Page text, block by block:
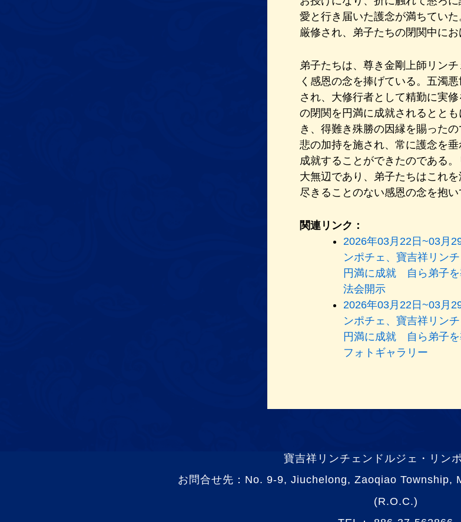
愛と行き届いた護念が満ちてい
厳修され、弟子たちの閉関中に
弟子たちは、尊き金剛上師リン
く感恩の念を捧げている。五濁
され、大修行者として精勤に実
の閉関を円満に成就されるとと
き、得難き殊勝の因縁を賜った
悲の加持を施され、常に護念を
成就することができたのである
大無辺であり、弟子たちはこれ
尽きることのない感恩の念を抱い
関連リンク：
2026年03月22日~03月
ンポチェ、寶吉祥リン
円満に成就 自ら弟子を
法会開示
2026年03月22日~03月
ンポチェ、寶吉祥リン
円満に成就 自ら弟子を
フォトギャラリー
寶吉祥リンチェンドルジェ・リン
お問合せ先：No. 9-9, Jiuchelong, Zaoqiao Township,
(R.O.C.)